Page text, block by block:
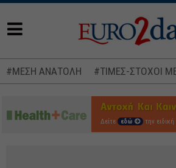
#ΜΕΣΗ ΑΝΑΤΟΛΗ #ΤΙΜΕΣ-ΣΤΟΧΟΙ
Δείτε εδώ την